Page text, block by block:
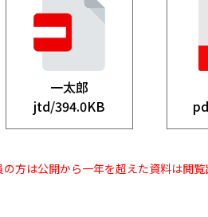
一太郎
jtd/394.0KB
方は公開から一年を超えた資料は閲覧